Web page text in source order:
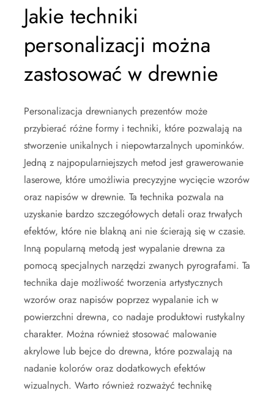
Jakie techniki
personalizacji można
zastosować w drewnie
Personalizacja drewnianych prezentów może
przybierać różne formy i techniki, które pozwalają na
stworzenie unikalnych i niepowtarzalnych upominków.
Jedną z najpopularniejszych metod jest grawerowanie
laserowe, które umożliwia precyzyjne wycięcie wzorów
oraz napisów w drewnie. Ta technika pozwala na
uzyskanie bardzo szczegółowych detali oraz trwałych
efektów, które nie blakną ani nie ścierają się w czasie.
Inną popularną metodą jest wypalanie drewna za
pomocą specjalnych narzędzi zwanych pyrografami. Ta
technika daje możliwość tworzenia artystycznych
wzorów oraz napisów poprzez wypalanie ich w
powierzchni drewna, co nadaje produktowi rustykalny
charakter. Można również stosować malowanie
akrylowe lub bejce do drewna, które pozwalają na
nadanie kolorów oraz dodatkowych efektów
wizualnych. Warto również rozważyć technikę